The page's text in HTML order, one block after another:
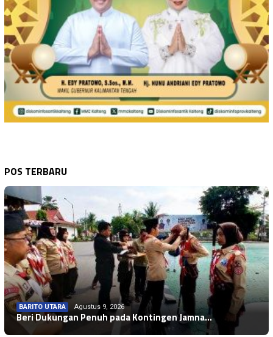
POS TERBARU
BARITO UTARA Agustus 9, 2026
Beri Dukungan Penuh pada Kontingen Jamna…